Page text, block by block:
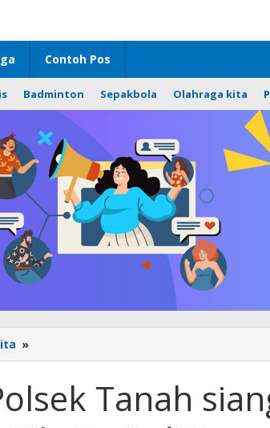
Contoh Pos
Badminton Sepakbola Olahraga kita
»
Polsek
siang
Mengajak
Tanah